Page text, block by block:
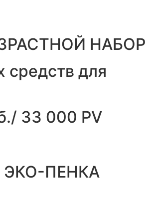
НАБОР
средств для
33 000 PV
ПЕНКА